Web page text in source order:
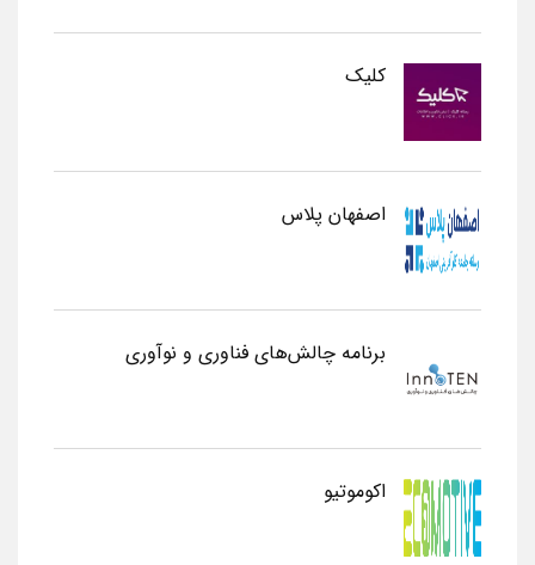
کلیک
اصفهان پلاس
برنامه چالش‌های فناوری و نوآوری
اکوموتیو